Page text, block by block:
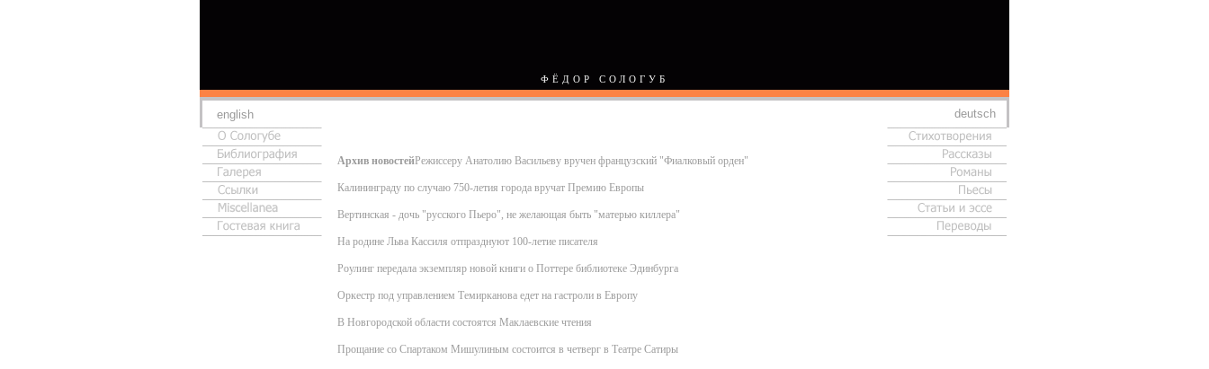
ФЁДОР СОЛОГУБ
english deutsch
Архив новостейРежиссеру Анатолию Васильеву вручен французский "Фиалковый орден"
Калининграду по случаю 750-летия города вручат Премию Европы
Вертинская - дочь "русского Пьеро", не желающая быть "матерью киллера"
На родине Льва Кассиля отпразднуют 100-летие писателя
Роулинг передала экземпляр новой книги о Поттере библиотеке Эдинбурга
Оркестр под управлением Темирканова едет на гастроли в Европу
В Новгородской области состоятся Маклаевские чтения
Прощание со Спартаком Мишулиным состоится в четверг в Театре Сатиры